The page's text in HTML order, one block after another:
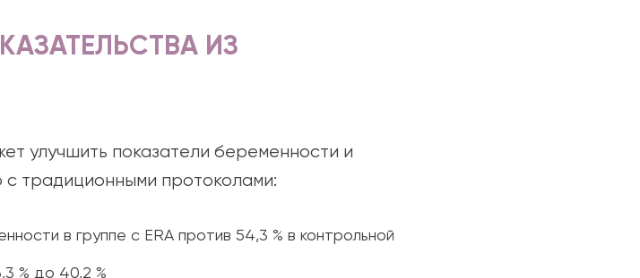
ИЗ
улучшить показатели беременности и
традиционными протоколами:
в группе с ERA против 54,3 % в контрольной
% до 40,2 %